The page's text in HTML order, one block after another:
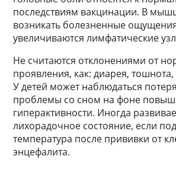
последствиям вакцинации. В
возникать болезненные
увеличиваются лимфатические
Не считаются отклонениями от
проявления, как: диарея,
У детей может наблюдаться
проблемы со сном на фоне
гиперактивности. Иногда
лихорадочное состояние, если
температура после прививки от
энцефалита.